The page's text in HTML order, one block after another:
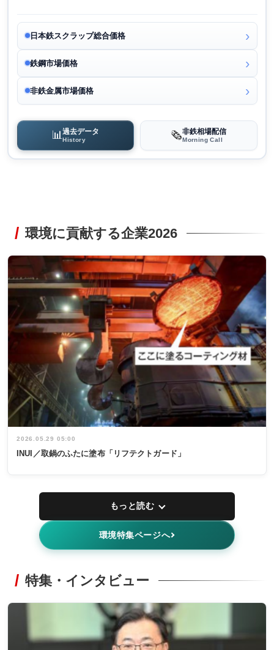
日本鉄スクラップ総合価格
鉄鋼市場価格
非鉄金属市場価格
📊過去データ
History 🗞️非鉄相場配信
Morning Call
環境に貢献する企業2026
2026.05.29 05:00
INUI／取鍋のふたに塗布「リフテクトガード」
もっと読む
環境特集ページへ
特集・インタビュー